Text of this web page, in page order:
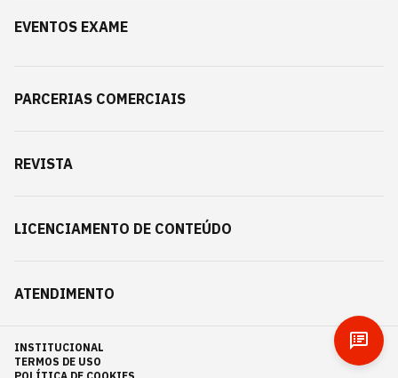
EVENTOS EXAME
PARCERIAS COMERCIAIS
REVISTA
LICENCIAMENTO DE CONTEÚDO
ATENDIMENTO
INSTITUCIONAL
TERMOS DE USO